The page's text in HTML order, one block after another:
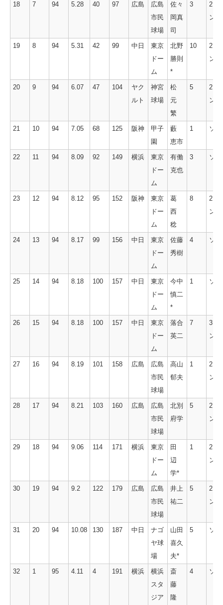
18 7 94 5.28 40 97 広島
広島
市民
球場
佐々
岡真
司
3
2ラ
ン
19 8 94 5.31 42 99 中日
東京
ドー
ム
北野
勝則
*
10
2ラ
ン
20 9 94 6.07 47 104
ヤク
ルト
神宮
球場
松
元
繁
5
2ラ
ン
21 10 94 7.05 68 125 阪神
甲子
園
藪
恵市
1 ソロ
22 11 94 8.09 92 149 横浜
東京
ドー
ム
有働
克也
3 ソロ
23 12 94 8.12 95 152 阪神
東京
ドー
ム
葛
西
稔
8
2ラ
ン
24 13 94 8.17 99 156 中日
東京
ドー
ム
佐藤
秀樹
4 ソロ
25 14 94 8.18 100 157 中日
東京
ドー
ム
今中
慎二
*
1 ソロ
26 15 94 8.18 100 157 中日
東京
ドー
ム
落合
英二
7
3ラ
ン
27 16 94 8.19 101 158 広島
広島
市民
球場
高山
郁夫
1
2ラ
ン
28 17 94 8.21 103 160 広島
広島
市民
球場
北別
府学
5
2ラ
ン
29 18 94 9.06 114 171 横浜
東京
ドー
ム
田
辺
学*
1
2ラ
ン
30 19 94 9.2 122 179 広島
広島
市民
球場
井上
祐二
5
2ラ
ン
31 20 94 10.08 130 187 中日
ナゴ
ヤ球
場
山田
喜久
夫*
5 ソロ
32 1 95 4.11 4 191 横浜
横浜
スタ
ジア
斎
藤
隆
4 ソロ